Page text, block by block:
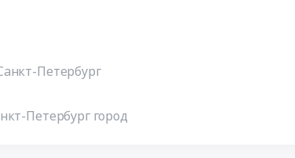
Петербург
Петербург город